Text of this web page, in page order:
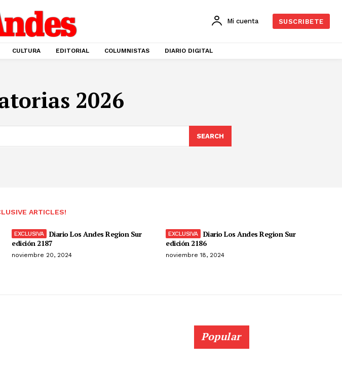
Mi cuenta SUSCRIBETE
CULTURA EDITORIAL COLUMNISTAS DIARIO DIGITAL
2026
SEARCH
ARTICLES!
Diario Los Andes Region Sur
edición 2187
noviembre 20, 2024
Diario Los Andes Region Sur
edición 2186
noviembre 18, 2024
Popular